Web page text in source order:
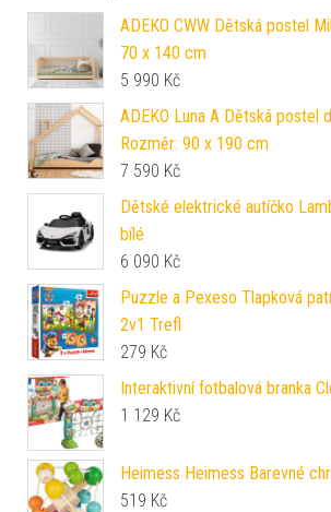
ADEKO CWW Dětská postel
70 x 140 cm
5 990 Kč
ADEKO Luna A Dětská postel
Rozměr: 90 x 190 cm
7 590 Kč
Dětské elektrické autíčko
bílé
6 090 Kč
Puzzle a Pexeso Tlapková
2v1 Trefl
279 Kč
Interaktivní fotbalová branka
1 129 Kč
Heimess Heimess Barevné
519 Kč